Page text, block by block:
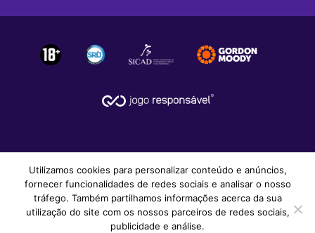
© 2008-2026Apostas Desportivas.
Utilizamos cookies para personalizar conteúdo e anúncios,
fornecer funcionalidades de redes sociais e analisar o nosso
tráfego. Também partilhamos informações acerca da sua
utilização do site com os nossos parceiros de redes sociais,
publicidade e análise.